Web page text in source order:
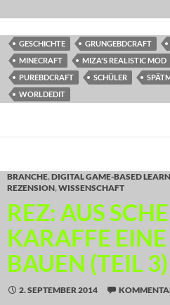
GESCHICHTE GRUNGEBDCRAFT
MINECRAFT
MIZA'S REALISTIC MOD
PUREBDCRAFT
SCHÜLER
WORLDEDIT
BRANCHE, DIGITAL GAME-BASED
REZENSION, WISSENSCHAFT
REZ: AUS
KARAFFE EINE
BAUEN (TEIL 3)
2. SEPTEMBER 2014